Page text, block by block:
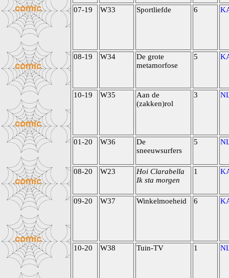
07-19 W33 Sportliefde 6
08-19 W34
De grote
metamorfose
5
10-19 W35
Aan de
(zakken)rol
3
01-20 W36
De
sneeuwsurfers
5
08-20 W23
Hoi Clarabella
Ik sta morgen
1
09-20 W37 Winkelmoeheid 6
10-20 W38 Tuin-TV 1